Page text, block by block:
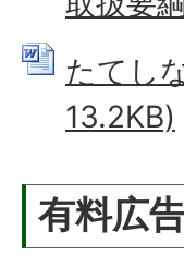
たてし
13.2KB)
有料広